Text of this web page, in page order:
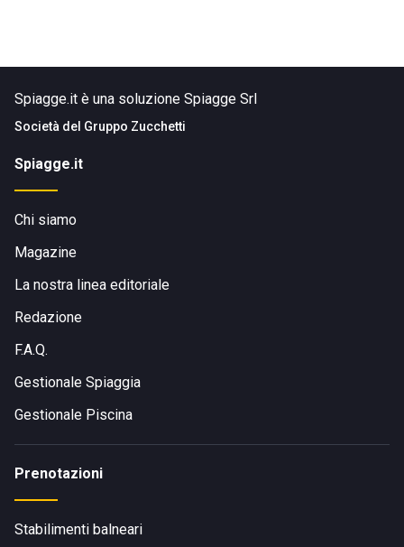
Spiagge.it è una soluzione Spiagge Srl
Società del Gruppo Zucchetti
Spiagge.it
Chi siamo
Magazine
La nostra linea editoriale
Redazione
F.A.Q.
Gestionale Spiaggia
Gestionale Piscina
Prenotazioni
Stabilimenti balneari